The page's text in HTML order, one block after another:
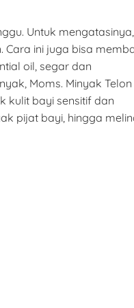
Untuk mengatasinya,
ini juga bisa
oil, segar dan
Moms. Minyak Telon
kulit bayi sensitif dan
pijat bayi, hingga